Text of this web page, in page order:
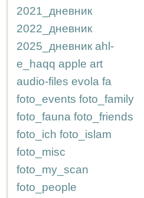
2021_дневник
2022_дневник
2025_дневник ahl-
e_haqq apple art
audio-files evola fa
foto_events foto_family
foto_fauna foto_friends
foto_ich foto_islam
foto_misc
foto_my_scan
foto_people